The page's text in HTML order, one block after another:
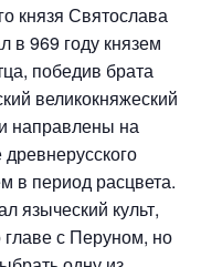
князя Святослава
969 году князем
победив брата
великокняжеский
направлены на
в период расцвета.
языческий культ,
с Перуном, но